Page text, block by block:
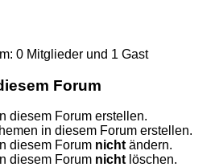
0 Mitglieder und 1 Gast
Forum
diesem Forum erstellen.
in diesem Forum erstellen.
diesem Forum nichtändern.
diesem Forum nichtlöschen.